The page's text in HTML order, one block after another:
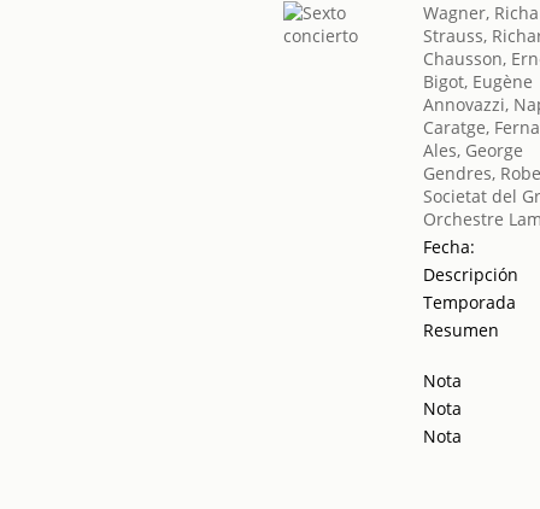
Wagner,
Strauss,
Chausson,
Bigot, Eugène
Annovazzi,
Caratge,
Ales, George
Gendres,
Societat del
Orchestre
Fecha:
Descripción
Temporada
Resumen
Nota
Nota
Nota